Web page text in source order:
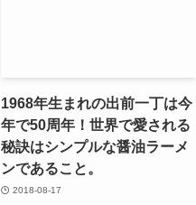
1968年生まれの出前一丁は今
年で50周年！世界で愛される
秘訣はシンプルな醤油ラーメ
ンであること。
2018-08-17